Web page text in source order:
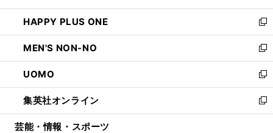
開
く
ウ
で
開
く
ン
ド
ウ
で
開
く
ウ
ィ
ン
ド
ウ
で
開
く
し
い
ウ
ィ
ン
ド
ウ
で
開
HAPPY PLUS ONE
新
し
い
ウ
ィ
ン
ド
ウ
MEN'S NON-NO
新
し
い
ウ
ィ
ン
UOMO
新
し
い
ウ
集英社オンライン
新
し
芸能・情報・スポーツ